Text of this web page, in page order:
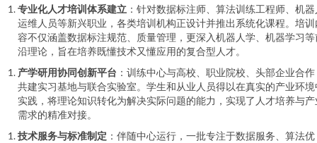
专业化人才培训体系建立 ：针对数据标注师、算法训练工程师、机
运维人员等新兴职业，各类培训机构正设计并推出系统化课程。培训
容不仅涵盖数据标注规范、质量管理，更深入机器人学、机器学习等
沿理论，旨在培养既懂技术又懂应用的复合型人才。
产学研用协同创新平台 ：训练中心与高校、职业院校、头部企业合
共建实习基地与联合实验室。学生和从业人员得以在真实的产业环境
实践，将理论知识转化为解决实际问题的能力，实现了人才培养与产
需求的精准对接。
技术服务与标准制定 ：伴随中心运行，一批专注于数据服务、算法优